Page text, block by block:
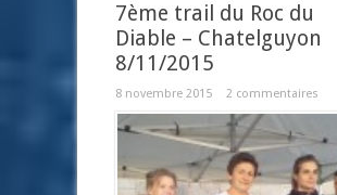
7ème trail du Roc du
Diable – Chatelguyon
8/11/2015
8 novembre 2015 2 commentaires